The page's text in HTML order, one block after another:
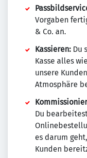
Vorgaben
& Co. an.
Kassieren: Du
Kasse alles
unsere
Atmosphäre
Du
es darum
Kunden